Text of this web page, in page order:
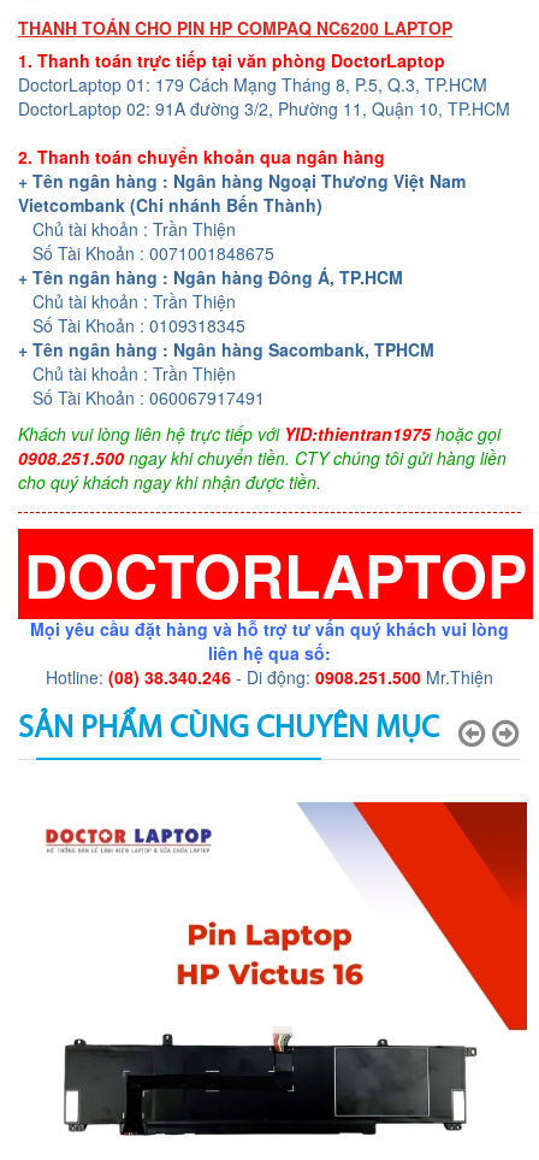
THANH TOÁN CHO PIN HP COMPAQ NC6200 LAPTOP
1. Thanh toán trực tiếp tại văn phòng DoctorLaptop
DoctorLaptop 01: 179 Cách Mạng Tháng 8, P.5, Q.3, TP.HCM
DoctorLaptop 02: 91A đường 3/2, Phường 11, Quận 10, TP.HCM
2. Thanh toán chuyển khoản qua ngân hàng
+ Tên ngân hàng : Ngân hàng Ngoại Thương Việt Nam
Vietcombank (Chi nhánh Bến Thành)
Chủ tài khoản : Trần Thiện
Số Tài Khoản : 0071001848675
+ Tên ngân hàng : Ngân hàng Đông Á, TP.HCM
Chủ tài khoản : Trần Thiện
Số Tài Khoản : 0109318345
+ Tên ngân hàng : Ngân hàng Sacombank, TPHCM
Chủ tài khoản : Trần Thiện
Số Tài Khoản : 060067917491
Khách vui lòng liên hệ trực tiếp với YID:thientran1975hoặc gọi
0908.251.500 ngay khi chuyển tiền. CTY chúng tôi gửi hàng liền
cho quý khách ngay khi nhận được tiền.
DOCTORLAPTOP
Mọi yêu cầu đặt hàng và hỗ trợ tư vấn quý khách vui lòng
liên hệ qua số:
Hotline: (08) 38.340.246 - Di động: 0908.251.500 Mr.Thiện
SẢN PHẨM CÙNG CHUYÊN MỤC